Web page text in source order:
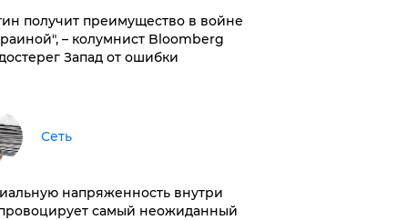
получит преимущество в войне
– колумнист Bloomberg
Запад от ошибки
Сеть
напряженность внутри
самый неожиданный